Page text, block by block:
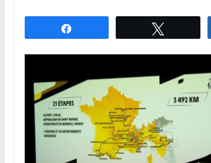
sport,
qui
déplacent
France